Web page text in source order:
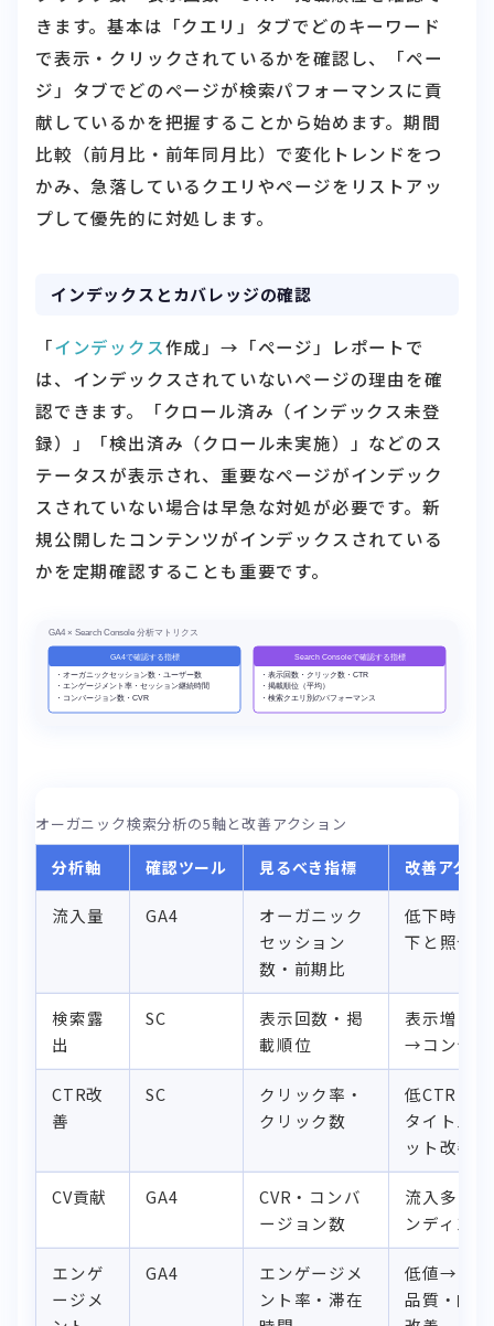
きます。基本は「クエリ」タブでどのキーワード
で表示・クリックされているかを確認し、「ペー
ジ」タブでどのページが検索パフォーマンスに貢
献しているかを把握することから始めます。期間
比較（前月比・前年同月比）で変化トレンドをつ
かみ、急落しているクエリやページをリストアッ
プして優先的に対処します。
インデックスとカバレッジの確認
「インデックス作成」→「ページ」レポートで
は、インデックスされていないページの理由を確
認できます。「クロール済み（インデックス未登
録）」「検出済み（クロール未実施）」などのス
テータスが表示され、重要なページがインデック
スされていない場合は早急な対処が必要です。新
規公開したコンテンツがインデックスされている
かを定期確認することも重要です。
オーガニック検索分析の5軸と改善アクション
分析軸 確認ツール 見るべき指標 改善アクシ
流入量 GA4
オーガニック
セッション
数・前期比
低下時は
下と照合
検索露
出
SC
表示回数・掲
載順位
表示増・
→コンテン
CTR改
善
SC
クリック率・
クリック数
低CTR×
タイトル/
ット改善
CV貢献 GA4
CVR・コンバ
ージョン数
流入多・
ンディン
エンゲ
ージメ
GA4
エンゲージメ
ント率・滞在
低値→コン
品質・内